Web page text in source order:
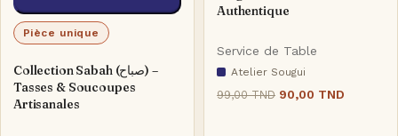
Pièce unique
Collection Sabah (صباح) –
Tasses & Soucoupes
Artisanales
Authentique
Service de Table
Atelier Sougui
99,00TND 90,00 TND